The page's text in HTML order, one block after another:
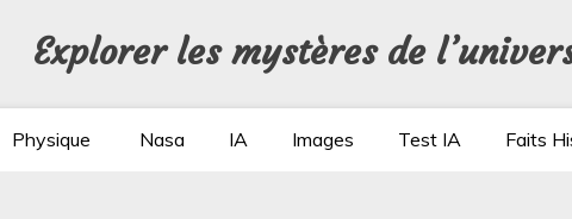
Explorer les mystères de
Physique Nasa IA Images Test IA Faits